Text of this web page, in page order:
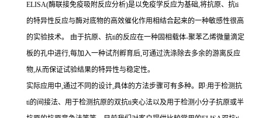
ELISA(酶联接免疫吸附反应分析)是以免疫学反应为基础,将抗原、 抗ti
的特异性反应与酶对底物的高效催化作用相结合起来的一种敏感性很高
的实验技术。
由于抗原、 抗ti的反应在一种固相载体-聚苯乙烯微量滴定
板的孔中进行,每加入一种试剂孵育后,可通过洗涤除去多余的游离反应
物,从而保证试验结果的特异性与稳定性。
实际应用中,通过不同的设计,具体的方法步骤可有多种。即:用于检测抗
ti的间接法、用于检测抗原的双抗ti夹心法以及用于检测小分子抗原或半